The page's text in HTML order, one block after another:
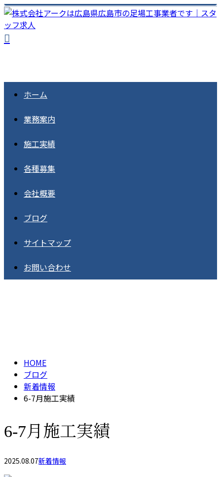
ホーム
業務案内
施工実績
各種募集
会社概要
ブログ
サイトマップ
お問い合わせ
HOME
ブログ
新着情報
6-7月施工実績
6-7月施工実績
2025.08.07新着情報